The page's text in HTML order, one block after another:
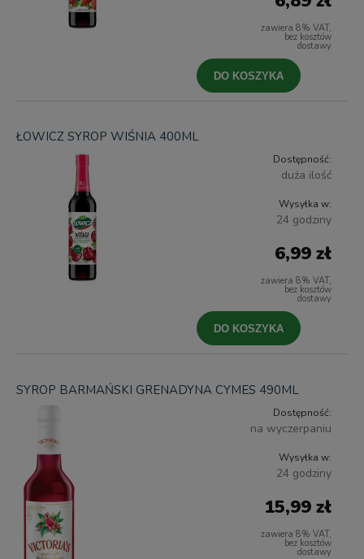
zawiera 8% VAT,
bez kosztów
dostawy
DO KOSZYKA
ŁOWICZ SYROP WIŚNIA 400ML
Dostępność:
duża ilość
Wysyłka w:
24 godziny
6,99 zł
zawiera 8% VAT,
bez kosztów
dostawy
DO KOSZYKA
SYROP BARMAŃSKI GRENADYNA CYMES 490ML
Dostępność:
na wyczerpaniu
Wysyłka w:
24 godziny
15,99 zł
zawiera 8% VAT,
bez kosztów
dostawy